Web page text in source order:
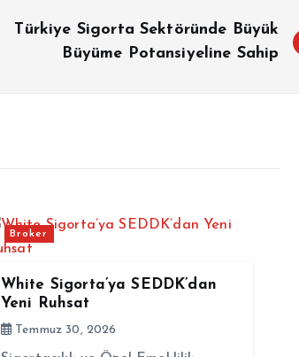
Türkiye Sigorta Sektöründe Büyük
Büyüme Potansiyeline Sahip
Broker
White Sigorta’ya SEDDK’dan
Yeni Ruhsat
Temmuz 30, 2026